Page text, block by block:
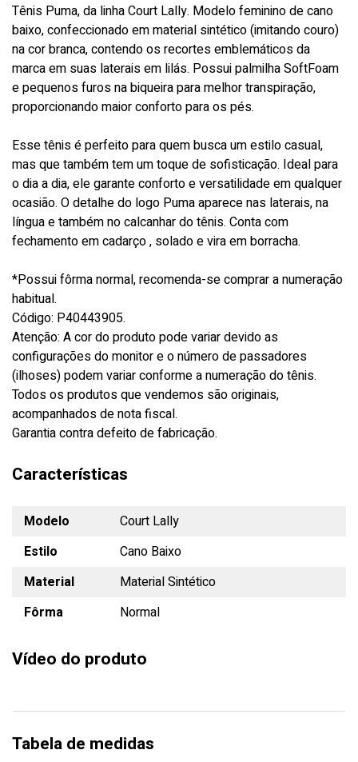
Tênis Puma, da linha Court Lally. Modelo feminino de cano
baixo, confeccionado em material sintético (imitando couro)
na cor branca, contendo os recortes emblemáticos da
marca em suas laterais em lilás. Possui palmilha SoftFoam
e pequenos furos na biqueira para melhor transpiração,
proporcionando maior conforto para os pés.
Esse tênis é perfeito para quem busca um estilo casual,
mas que também tem um toque de sofisticação. Ideal para
o dia a dia, ele garante conforto e versatilidade em qualquer
ocasião. O detalhe do logo Puma aparece nas laterais, na
língua e também no calcanhar do tênis. Conta com
fechamento em cadarço , solado e vira em borracha.
*Possui fôrma normal, recomenda-se comprar a numeração
habitual.
Código: P40443905.
Atenção: A cor do produto pode variar devido as
configurações do monitor e o número de passadores
(ilhoses) podem variar conforme a numeração do tênis.
Todos os produtos que vendemos são originais,
acompanhados de nota fiscal.
Garantia contra defeito de fabricação.
Características
Modelo
Court Lally
Estilo
Cano Baixo
Material
Material Sintético
Fôrma
Normal
Vídeo do produto
Tabela de medidas